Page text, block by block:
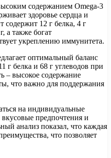
содержанием Omega-3
здоровье сердца и
содержит 12 г белка, 4 г
а также богат
укреплению иммунитета.
оптимальный баланс
г белка и 68 г углеводов при
– высокое содержание
что важно для поддержания
на индивидуальные
предпочтения и
анализ показал, что каждая
что позволяет